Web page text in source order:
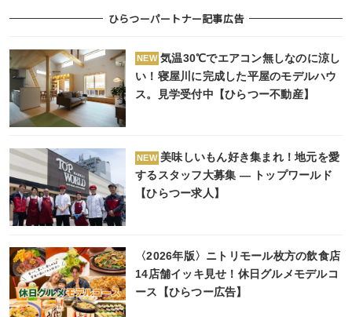
ひらつーパートナー記事広告
NEW 気温30℃でエアコン無しなのに涼し
い！寝屋川に完成した平屋のモデルハウ
ス。見学受付中【ひらつー不動産】
NEW 美味しいもん好き集まれ！地元を愛
するスタッフ大募集 ― トップワールド
【ひらつー求人】
〈2026年版〉ニトリモール枚方の飲食店
14店舗イッキ見せ！休日グルメモデルコ
ース【ひらつー広告】